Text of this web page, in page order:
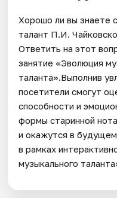
Хорошо ли вы знаете
талант П.И.
Ответить на этот
занятие «Эволюция
таланта».Выполнив
посетители смогут
способности и
формы старинной
и окажутся в
в рамках
музыкального